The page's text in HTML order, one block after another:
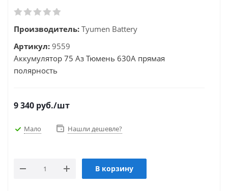
Производитель: Tyumen Battery
Артикул: 9559
Аккумулятор 75 Аз Тюмень 630А прямая
полярность
9 340 руб./шт
Мало Нашли дешевле?
В корзину